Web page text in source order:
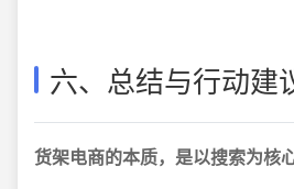
六、总结与行动建
货架电商的本质，是以搜索为核